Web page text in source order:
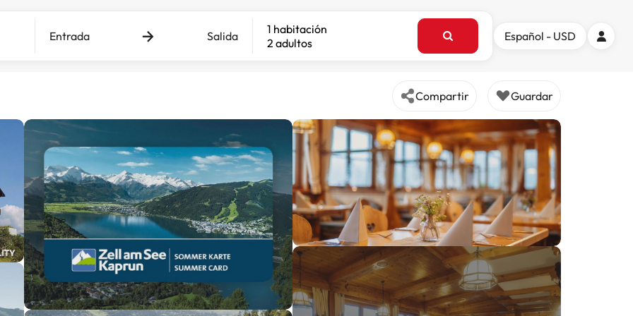
Entrada Salida
1 habitación
2 adultos
Español - USD
Compartir Guardar